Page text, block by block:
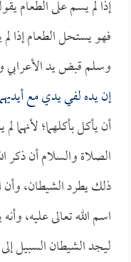
إذا لم يسم على الطعام
فهو يستحل الطعام إذا
وسلم قبض يد الأعرابي
إن يده لفي يدي مع
أن يأكل بأكلهما؛ لأنهما
الصلاة والسلام أن
ذلك يطرد الشيطان، وأن
اسم الله تعالى عليه،
ليجد الشيطان السبيل